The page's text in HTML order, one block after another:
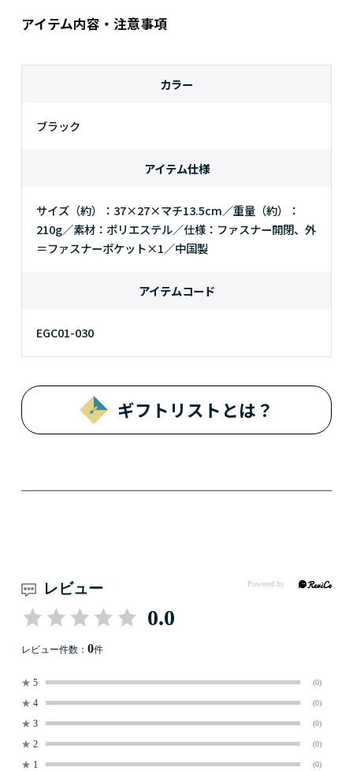
アイテム内容・注意事項
カラー
ブラック
アイテム仕様
サイズ（約）：37×27×マチ13.5cm／重量（約）：
210g／素材：ポリエステル／仕様：ファスナー開閉、外
＝ファスナーポケット×1／中国製
アイテムコード
EGC01-030
ギフトリストとは？
レビュー
0.0
レビュー件数： 0件
★ 5 (0)
★ 4 (0)
★ 3 (0)
★ 2 (0)
★ 1 (0)